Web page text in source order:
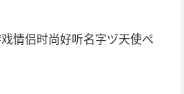
情侣时尚好听名字ヅ天使ぺ